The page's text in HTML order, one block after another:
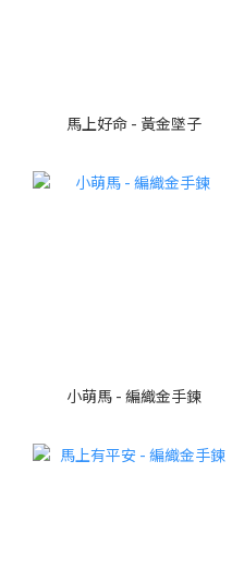
馬上好命 - 黃金墜子
小萌馬 - 編織金手鍊